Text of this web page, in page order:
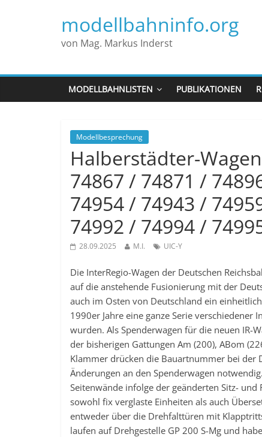
modellbahninfo.org
von Mag. Markus Inderst
MODELLBAHNLISTEN PUBLIKATIONEN
Modellbesprechung
Halberstädter-
74867 / 74871 /
74954 / 74943 /
74992 / 74994 /
28.09.2025 M.I. UIC-Y
Die InterRegio-Wagen der Deutschen
auf die anstehende Fusionierung mit der
auch im Osten von Deutschland ein
1990er Jahre eine ganze Serie verschiedener
wurden. Als Spenderwagen für die neuen IR-
der bisherigen Gattungen Am (200), ABom
Klammer drücken die Bauartnummer bei der
Änderungen an den Spenderwagen
Seitenwände infolge der geänderten Sitz-
sowohl fix verglaste Einheiten als auch
entweder über die Drehfalttüren mit
laufen auf Drehgestelle GP 200 S-Mg und